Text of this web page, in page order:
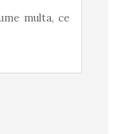
multa, ce